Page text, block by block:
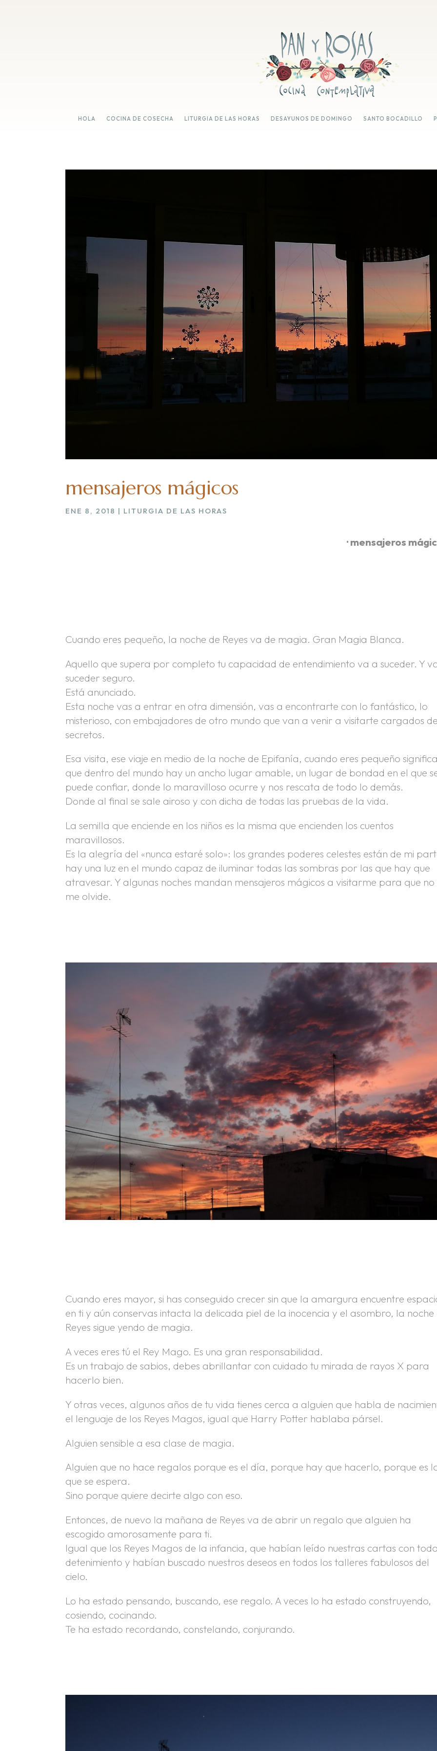
HOLA COCINA DE COSECHA LITURGIA DE LAS HORAS DESAYUNOS DE DOMINGO SANTO BOCADILLO
mensajeros mágicos
ENE 8, 2018 | LITURGIA DE LAS HORAS
· mensajeros
Cuando eres pequeño, la noche de Reyes va de magia. Gran Magia Blanca.
Aquello que supera por completo tu capacidad de entendimiento va a suceder. Y
suceder seguro.
Está anunciado.
Esta noche vas a entrar en otra dimensión, vas a encontrarte con lo fantástico, lo
misterioso, con embajadores de otro mundo que van a venir a visitarte cargados
secretos.
Esa visita, ese viaje en medio de la noche de Epifanía, cuando eres pequeño
que dentro del mundo hay un ancho lugar amable, un lugar de bondad en el que
puede confiar, donde lo maravilloso ocurre y nos rescata de todo lo demás.
Donde al final se sale airoso y con dicha de todas las pruebas de la vida.
La semilla que enciende en los niños es la misma que encienden los cuentos
maravillosos.
Es la alegría del «nunca estaré solo»: los grandes poderes celestes están de mi
hay una luz en el mundo capaz de iluminar todas las sombras por las que hay que
atravesar. Y algunas noches mandan mensajeros mágicos a visitarme para que no
me olvide.
Cuando eres mayor, si has conseguido crecer sin que la amargura encuentre
en ti y aún conservas intacta la delicada piel de la inocencia y el asombro, la noche
Reyes sigue yendo de magia.
A veces eres tú el Rey Mago. Es una gran responsabilidad.
Es un trabajo de sabios, debes abrillantar con cuidado tu mirada de rayos X para
hacerlo bien.
Y otras veces, algunos años de tu vida tienes cerca a alguien que habla de
el lenguaje de los Reyes Magos, igual que Harry Potter hablaba pársel.
Alguien sensible a esa clase de magia.
Alguien que no hace regalos porque es el día, porque hay que hacerlo, porque es
que se espera.
Sino porque quiere decirte algo con eso.
Entonces, de nuevo la mañana de Reyes va de abrir un regalo que alguien ha
escogido amorosamente para ti.
Igual que los Reyes Magos de la infancia, que habían leído nuestras cartas con
detenimiento y habían buscado nuestros deseos en todos los talleres fabulosos del
cielo.
Lo ha estado pensando, buscando, ese regalo. A veces lo ha estado construyendo,
cosiendo, cocinando.
Te ha estado recordando, constelando, conjurando.